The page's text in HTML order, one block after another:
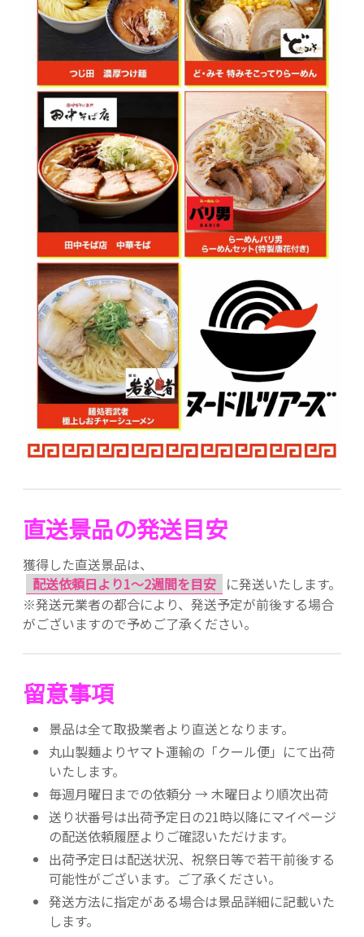
直送景品の発送目安
獲得した直送景品は、
配送依頼日より1～2週間を目安 に発送いたします。
※発送元業者の都合により、発送予定が前後する場合
がございますので予めご了承ください。
留意事項
景品は全て取扱業者より直送となります。
丸山製麺よりヤマト運輸の「クール便」にて出荷
いたします。
毎週月曜日までの依頼分 → 木曜日より順次出荷
送り状番号は出荷予定日の21時以降にマイページ
の配送依頼履歴よりご確認いただけます。
出荷予定日は配送状況、祝祭日等で若干前後する
可能性がございます。ご了承ください。
発送方法に指定がある場合は景品詳細に記載いた
します。